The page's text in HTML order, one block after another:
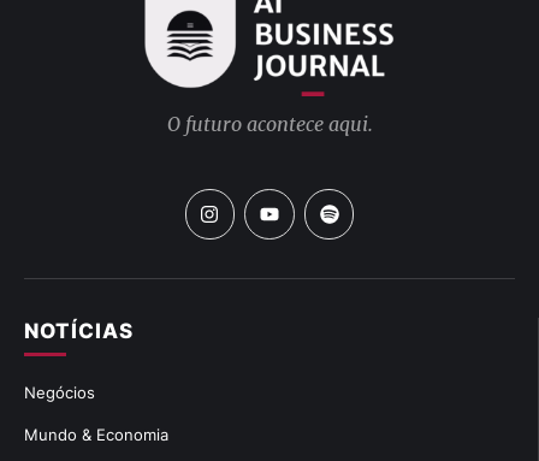
NOTÍCIAS
Negócios
Mundo & Economia
O futuro acontece aqui.